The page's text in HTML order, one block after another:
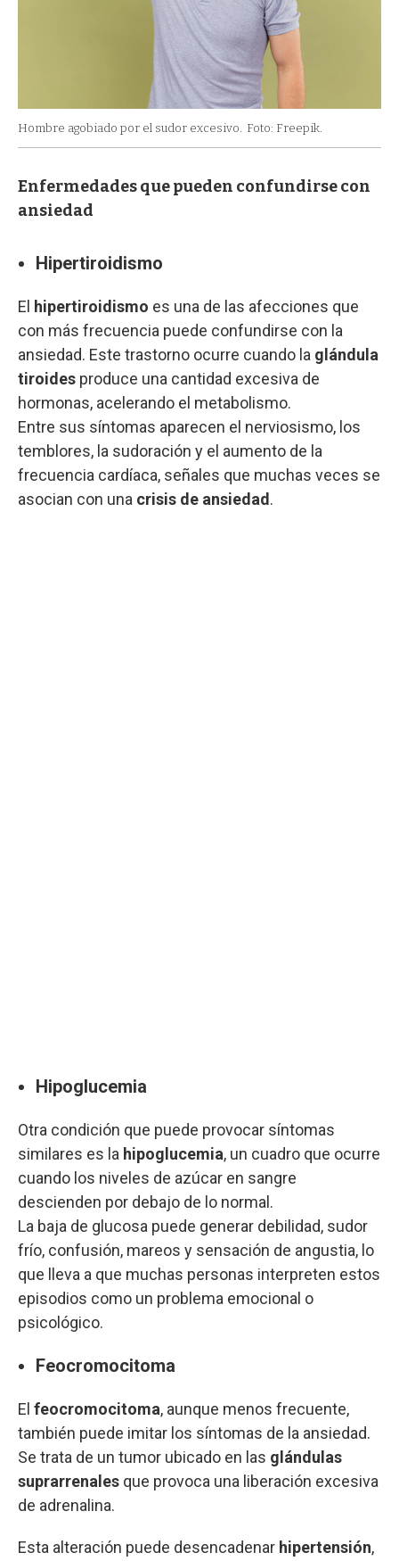
Hombre agobiado por el sudor excesivo. Foto: Freepik.
Enfermedades que pueden confundirse con
ansiedad
Hipertiroidismo
El hipertiroidismo es una de las afecciones que
con más frecuencia puede confundirse con la
ansiedad. Este trastorno ocurre cuando la glándula
tiroides produce una cantidad excesiva de
hormonas, acelerando el metabolismo.
Entre sus síntomas aparecen el nerviosismo, los
temblores, la sudoración y el aumento de la
frecuencia cardíaca, señales que muchas veces se
asocian con una crisis de ansiedad.
Hipoglucemia
Otra condición que puede provocar síntomas
similares es la hipoglucemia, un cuadro que ocurre
cuando los niveles de azúcar en sangre
descienden por debajo de lo normal.
La baja de glucosa puede generar debilidad, sudor
frío, confusión, mareos y sensación de angustia, lo
que lleva a que muchas personas interpreten estos
episodios como un problema emocional o
psicológico.
Feocromocitoma
El feocromocitoma, aunque menos frecuente,
también puede imitar los síntomas de la ansiedad.
Se trata de un tumor ubicado en las glándulas
suprarrenales que provoca una liberación excesiva
de adrenalina.
Esta alteración puede desencadenar hipertensión,